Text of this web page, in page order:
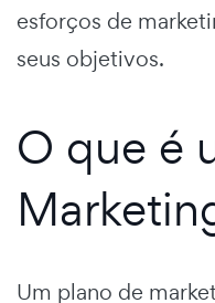
esforços de
seus objetivos.
O que é
Um plano de